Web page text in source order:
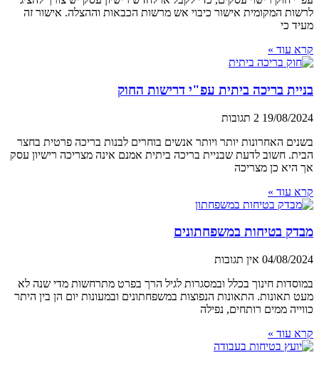
לרשות המקומית אישור כיבוי אש מרשות הכבאות וההצלה. אישור זה
מעיד כי
קרא עוד »
בניית בריכה ביתית עפ"י דרישות החוק
19/08/2024 2 תגובות
בשנים האחרונות יותר ויותר אנשים בוחרים לבנות בריכה פרטית בחצר
הבית. חשוב לדעת שבניית בריכה ביתית אמנם אינה מצריכה רישיון עסק
אך היא כן מצריכה
קרא עוד »
מבדק בטיחות במשפחתונים
04/08/2024 אין תגובות
במוסדות חינוך בכלל ובמסגרות לגיל הרך בפרט מתרחשות מדי שנה לא
מעט תאונות. התאונות הנפוצות במשפחתונים ובמעונות יום הן בין היתר
כווייה ממים רותחים, נפילה
קרא עוד »